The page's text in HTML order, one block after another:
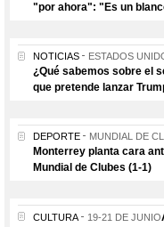
"por ahora": "Es un
NOTICIAS ESTADOS
¿Qué sabemos sobre el
que pretende lanzar
DEPORTE MUNDIAL DE
Monterrey planta cara
Mundial de Clubes (1-1)
CULTURA 19-21 DE JUNIO